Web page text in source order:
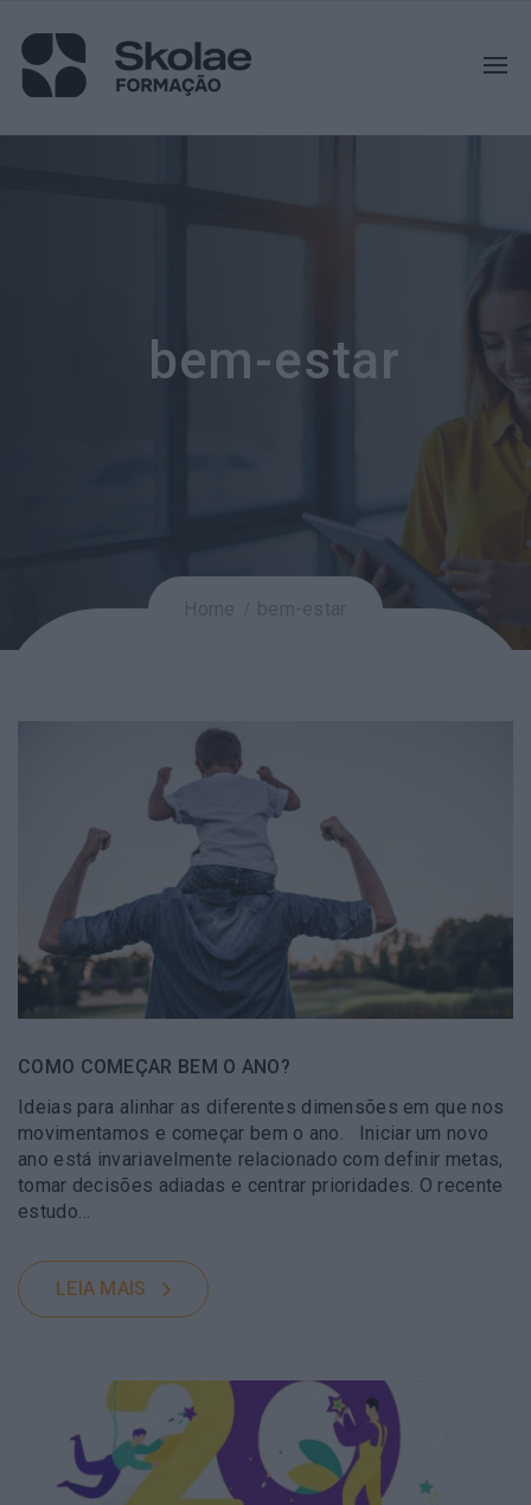
bem-estar
COMO COMEÇAR BEM O ANO?
Ideias para alinhar as diferentes dimensões em que nos
movimentamos e começar bem o ano. Iniciar um novo
ano está invariavelmente relacionado com definir metas,
tomar decisões adiadas e centrar prioridades. O recente
estudo…
LEIA MAIS